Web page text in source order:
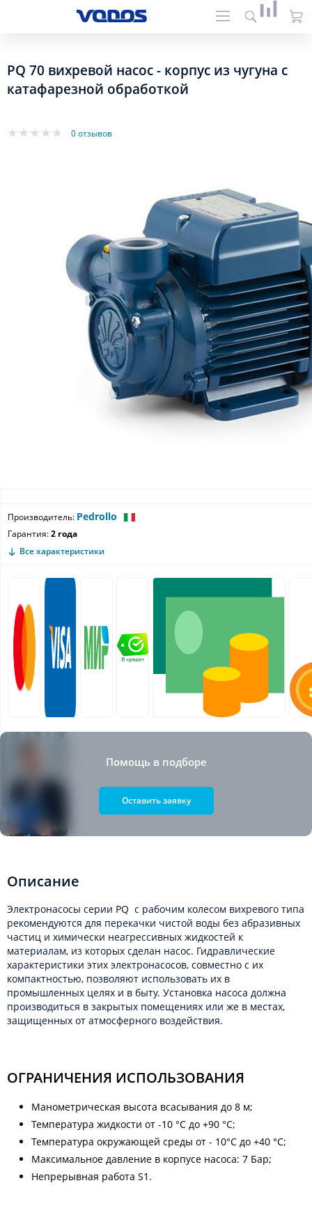
PQ 70 вихревой насос - корпус из чугуна с
катафарезной обработкой
0 отзывов
Производитель: Pedrollo
Гарантия:2 года
Все характеристики
Помощь в подборе
Оставить заявку
Описание
Электронасосы серии PQ с рабочим колесом вихревого типа
рекомендуются для перекачки чистой воды без абразивных
частиц и химически неагрессивных жидкостей к
материалам, из которых сделан насос. Гидравлические
характеристики этих электронасосов, совместно с их
компактностью, позволяют использовать их в
промышленных целях и в быту. Установка насоса должна
производиться в закрытых помещениях или же в местах,
защищенных от атмосферного воздействия.
ОГРАНИЧЕНИЯ ИСПОЛЬЗОВАНИЯ
Манометрическая высота всасывания до 8 м;
Температура жидкости от -10 °C до +90 °C;
Температура окружающей среды от - 10°C до +40 °C;
Максимальное давление в корпусе насоса: 7 Бар;
Непрерывная работа S1.